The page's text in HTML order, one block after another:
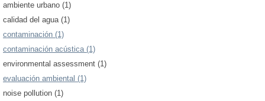
ambiente urbano (1)
calidad del agua (1)
contaminación (1)
contaminación acústica (1)
environmental assessment (1)
evaluación ambiental (1)
noise pollution (1)